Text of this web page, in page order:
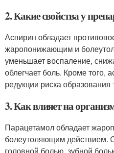
2. Какие свойства у
Аспирин обладает
жаропонижающим и
уменьшает воспаление,
облегчает боль. Кроме того,
редукции риска
3. Как влияет на
Парацетамол обладает
болеутоляющим действием.